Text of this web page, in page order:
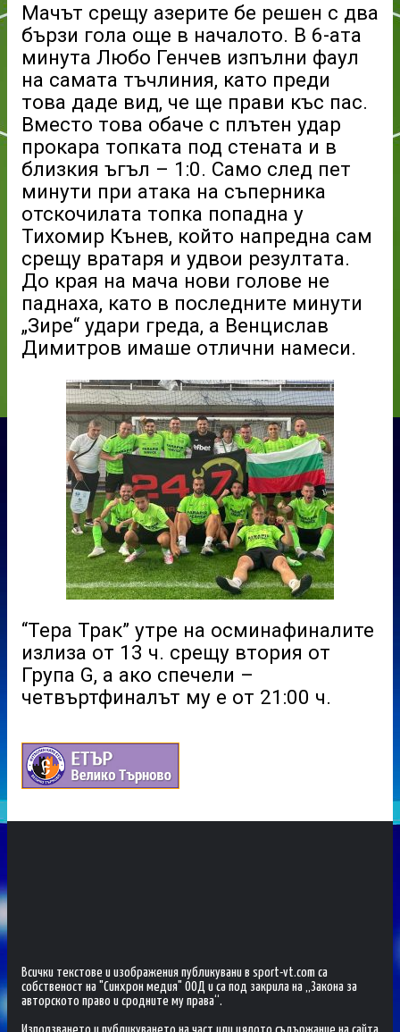
Мачът срещу азерите бе решен с два
бързи гола още в началото. В 6-ата
минута Любо Генчев изпълни фаул
на самата тъчлиния, като преди
това даде вид, че ще прави къс пас.
Вместо това обаче с плътен удар
прокара топката под стената и в
близкия ъгъл – 1:0. Само след пет
минути при атака на съперника
отскочилата топка попадна у
Тихомир Кънев, който напредна сам
срещу вратаря и удвои резултата.
До края на мача нови голове не
паднаха, като в последните минути
„Зире“ удари греда, а Венцислав
Димитров имаше отлични намеси.
“Тера Трак” утре на осминафиналите
излиза от 13 ч. срещу втория от
Група G, а ако спечели –
четвъртфиналът му е от 21:00 ч.
Всички текстове и изображения публикувани в sport-vt.com са
собственост на "Синхрон медия" ООД и са под закрила на „Закона за
авторското право и сродните му права“.